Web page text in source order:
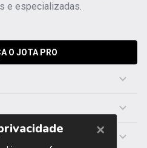
e especializadas.
O JOTA PRO